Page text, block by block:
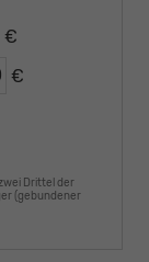
€
€
Drittel der
(gebundener